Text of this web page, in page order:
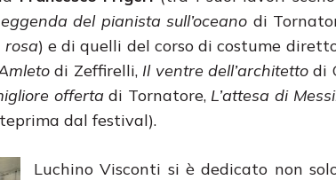
del pianista sull’oceano di
rosa) e di quelli del corso di costume
di Zeffirelli, Il ventre dell’architetto di
offertadi Tornatore, L’attesa di
dal festival).
Luchino Visconti si è dedicato non